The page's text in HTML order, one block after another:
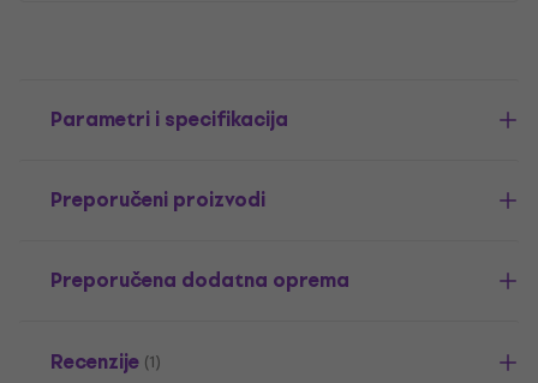
Parametri i specifikacija
Preporučeni proizvodi
Preporučena dodatna oprema
Recenzije (1)